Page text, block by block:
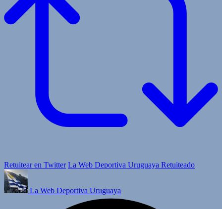
Retuitear en Twitter La Web Deportiva Uruguaya Retuiteado
La Web Deportiva Uruguaya